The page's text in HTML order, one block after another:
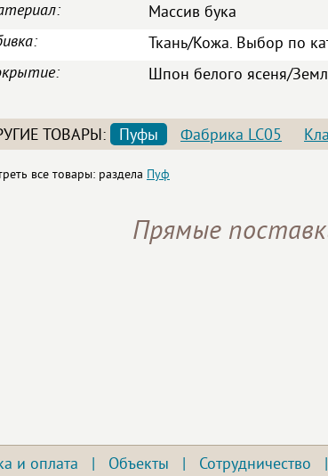
Массив бука
Ткань/Кожа. Выбор по
Шпон белого ясеня/
ТОВАРЫ: Пуфы Фабрика LC05
все товары: раздела Пуф
Прямые
и оплата Объекты Сотрудничество